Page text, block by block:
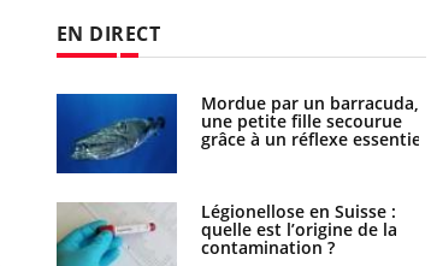
EN DIRECT
Mordue par un barracuda,
une petite fille secourue
grâce à un réflexe essentiel
Légionellose en Suisse :
quelle est l’origine de la
contamination ?